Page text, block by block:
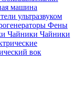
машина
ультразвуком
Фены
Чайники Чайники
вок